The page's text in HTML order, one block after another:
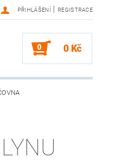
PŘIHLÁŠENÍ | REGISTRACE
0 0 Kč